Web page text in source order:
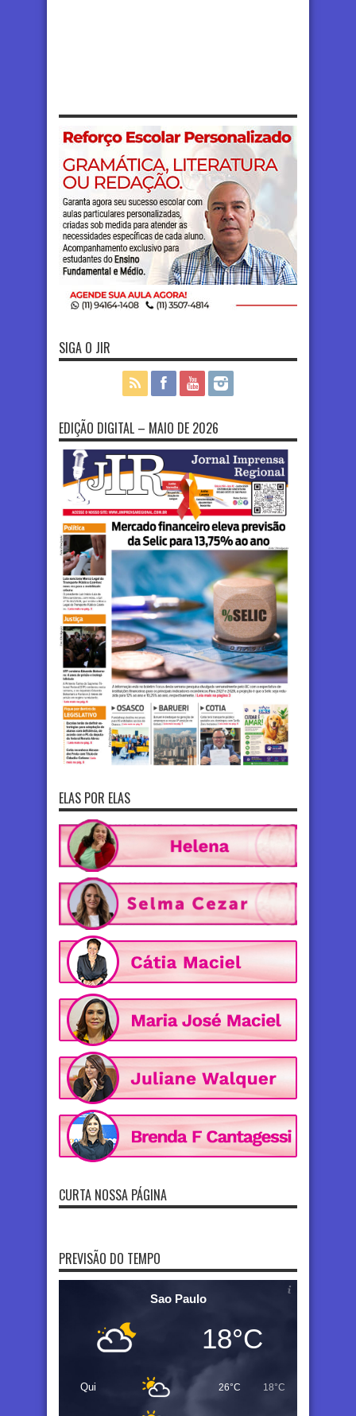
SIGA O JIR
EDIÇÃO DIGITAL – MAIO DE 2026
ELAS POR ELAS
CURTA NOSSA PÁGINA
PREVISÃO DO TEMPO
Sao Paulo
18°C
Qui 26°C 18°C